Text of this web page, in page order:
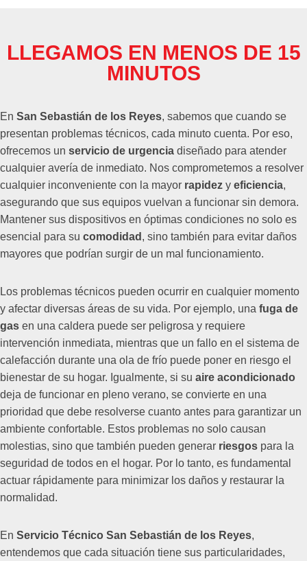
LLEGAMOS EN MENOS DE 15
MINUTOS
En San Sebastián de los Reyes, sabemos que cuando se
presentan problemas técnicos, cada minuto cuenta. Por eso,
ofrecemos un servicio de urgencia diseñado para atender
cualquier avería de inmediato. Nos comprometemos a resolver
cualquier inconveniente con la mayor rapidez y eficiencia,
asegurando que sus equipos vuelvan a funcionar sin demora.
Mantener sus dispositivos en óptimas condiciones no solo es
esencial para su comodidad , sino también para evitar daños
mayores que podrían surgir de un mal funcionamiento.
Los problemas técnicos pueden ocurrir en cualquier momento
y afectar diversas áreas de su vida. Por ejemplo, una fuga de
gas en una caldera puede ser peligrosa y requiere
intervención inmediata, mientras que un fallo en el sistema de
calefacción durante una ola de frío puede poner en riesgo el
bienestar de su hogar. Igualmente, si su aire acondicionado
deja de funcionar en pleno verano, se convierte en una
prioridad que debe resolverse cuanto antes para garantizar un
ambiente confortable. Estos problemas no solo causan
molestias, sino que también pueden generar riesgos para la
seguridad de todos en el hogar. Por lo tanto, es fundamental
actuar rápidamente para minimizar los daños y restaurar la
normalidad.
En Servicio Técnico San Sebastián de los Reyes,
entendemos que cada situación tiene sus particularidades,